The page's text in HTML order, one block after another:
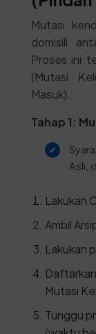
Mutasi
domisili
Proses ini
(Mutasi
Masuk).
Tahap 1:
Asli,
Lakukan
Ambil
Lakukan
Mutasi
Tunggu